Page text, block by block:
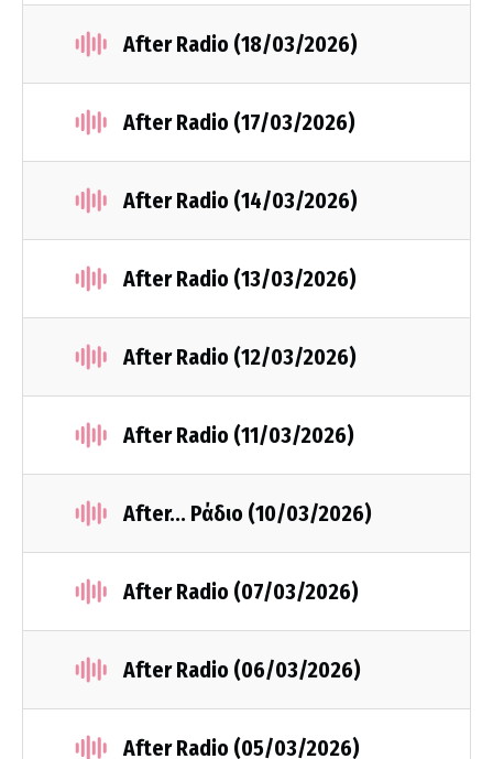
After Radio (18/03/2026)
After Radio (17/03/2026)
After Radio (14/03/2026)
After Radio (13/03/2026)
After Radio (12/03/2026)
After Radio (11/03/2026)
After... Ράδιο (10/03/2026)
After Radio (07/03/2026)
After Radio (06/03/2026)
After Radio (05/03/2026)